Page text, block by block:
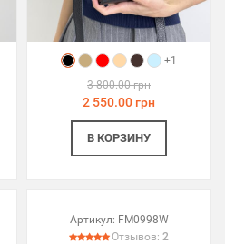
+1
3 800.00 грн
2 550.00 грн
В КОРЗИНУ
Артикул: FM0998W
Отзывов: 2